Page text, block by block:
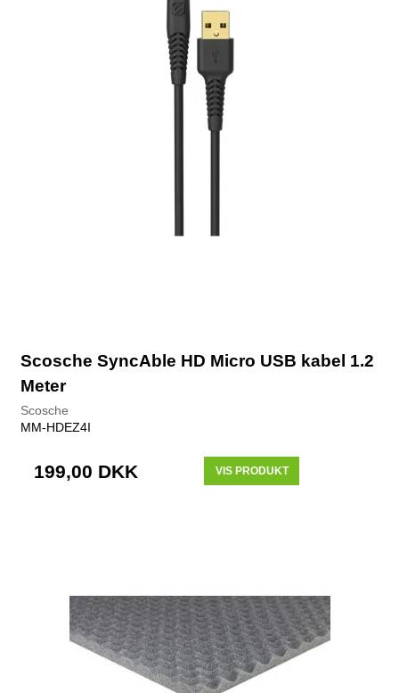
Scosche SyncAble HD Micro USB kabel 1.2
Meter
Scosche
MM-HDEZ4I
199,00 DKK VIS PRODUKT